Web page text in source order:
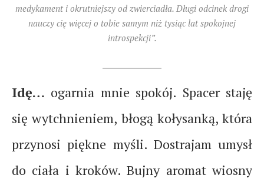
medykament i okrutniejszy od zwierciadła. Długi odcinek drogi
nauczy cię więcej o tobie samym niż tysiąc lat spokojnej
introspekcji”.
Idę… ogarnia mnie spokój. Spacer staję
się wytchnieniem, błogą kołysanką, która
przynosi piękne myśli. Dostrajam umysł
do ciała i kroków. Bujny aromat wiosny